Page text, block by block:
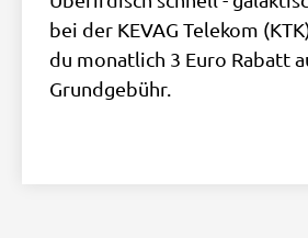
bei der KEVAG Telekom
du monatlich 3 Euro Rabatt
Grundgebühr.